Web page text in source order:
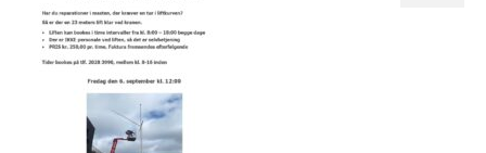
INFORMATION
KONTAKT OS